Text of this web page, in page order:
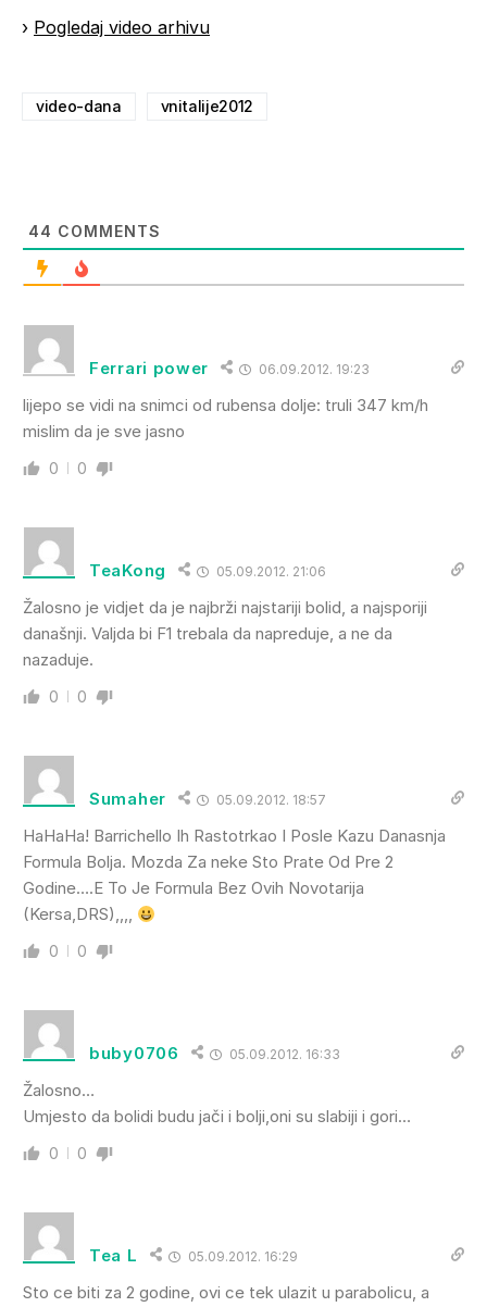
› Pogledaj video arhivu
video-dana vnitalije2012
44 COMMENTS
Ferrari power 06.09.2012. 19:23
lijepo se vidi na snimci od rubensa dolje: truli 347 km/h
mislim da je sve jasno
0 0
TeaKong 05.09.2012. 21:06
Žalosno je vidjet da je najbrži najstariji bolid, a najsporiji
današnji. Valjda bi F1 trebala da napreduje, a ne da
nazaduje.
0 0
Sumaher 05.09.2012. 18:57
HaHaHa! Barrichello Ih Rastotrkao I Posle Kazu Danasnja
Formula Bolja. Mozda Za neke Sto Prate Od Pre 2
Godine….E To Je Formula Bez Ovih Novotarija
(Kersa,DRS),,,,
0 0
buby0706 05.09.2012. 16:33
Žalosno…
Umjesto da bolidi budu jači i bolji,oni su slabiji i gori…
0 0
Tea L 05.09.2012. 16:29
Sto ce biti za 2 godine, ovi ce tek ulazit u parabolicu, a